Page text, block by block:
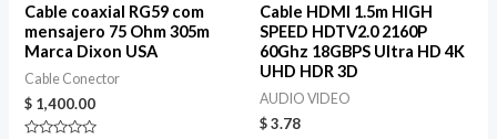
Cable coaxial RG59 com
mensajero 75 Ohm 305m
Marca Dixon USA
Cable Conector
$ 1,400.00
Cable HDMI 1.5m HIGH
SPEED HDTV2.0 2160P
60Ghz 18GBPS Ultra HD 4K
UHD HDR 3D
AUDIO VIDEO
$3.78